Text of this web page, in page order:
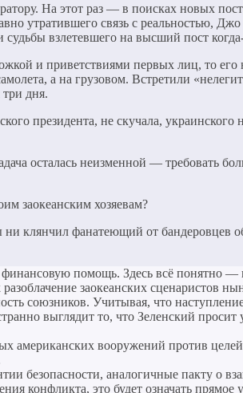
На этот раз — в поисках новых
утратившего связь с реальностью,
взлетевшего на высший пост когда-
и приветствиями первых лиц, то
а на грузовом. Встретили
дня.
президента, не скучала,
осталась неизменной — требовать
заокеанским хозяевам?
клянчил фанатеющий от бандеровцев
помощь. Здесь всё понятно —
заокеанских
союзников. Учитывая, что
выглядит то, что Зеленский
американских вооружений против
безопасности, аналогичные пакту о
конфликта, это будет означать